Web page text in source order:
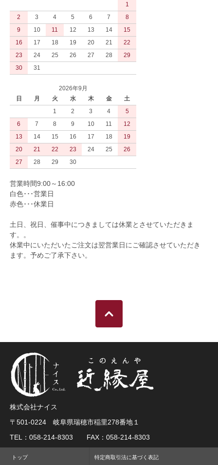
1
2
3 4 5 6 7
8
9
10 11 12 13 14
15
16
17 18 19 20 21
22
23
24 25 26 27 28
29
30
31
2026年9月
日
月 火 水 木 金
土
1
2 3 4
5
6
7 8 9 10 11
12
13
14 15 16 17 18
19
20
21 22 23 24 25
26
27
28 29 30
営業時間9:00～16:00
白色･･･営業日
赤色･･･休業日
土日、祝日、催事中につきましては休業とさせていただきま
す。。
休業中にいただいたご注文は翌営業日にご確認させていただき
ます。予めご了承下さい。
株式会社ナイス
〒501-0224 岐阜県瑞穂市稲里278番地１
TEL：058-214-8303 FAX：058-214-8303
トップ 特定商取引法に基づく表記